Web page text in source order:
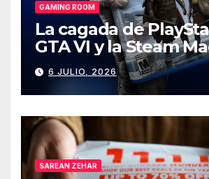
GAMING ROOM
La cagada de
GTA VI y la Steam
Gaming Room #130
6 JULIO, 2026
SAREAN ZEHAR